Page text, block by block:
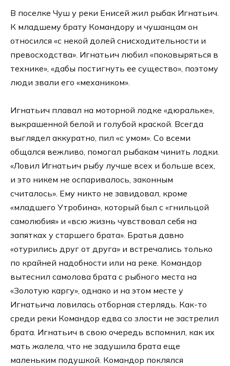
В поселке Чуш у реки Енисей жил рыбак Игнатьич.
К младшему брату Командору и чушанцам он
относился «с некой долей снисходительности и
превосходства». Игнатьич любил «поковыряться в
технике», «дабы постигнуть ее существо», поэтому
люди звали его «механиком».
Игнатьич плавал на моторной лодке «дюральке»,
выкрашенной белой и голубой краской. Всегда
выглядел аккуратно, пил «с умом». Со всеми
общался вежливо, помогал рыбакам чинить лодки.
«Ловил Игнатьич рыбу лучше всех и больше всех,
и это никем не оспаривалось, законным
считалось». Ему никто не завидовал, кроме
«младшего Утробина», который был с «гнильцой
самолюбия» и «всю жизнь чувствовал себя на
запятках у старшего брата». Братья давно
«отурились друг от друга» и встречались только
по крайней надобности или на реке. Командор
вытеснил самолова брата с рыбного места на
«Золотую каргу», однако и на этом месте у
Игнатьича ловилась отборная стерлядь. Как-то
среди реки Командор едва со злости не застрелил
брата. Игнатьич в свою очередь вспомнил, как их
мать жалела, что не задушила брата еще
маленьким подушкой. Командор поклялся